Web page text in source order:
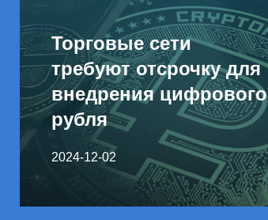
Торговые сети
требуют отсрочку для
внедрения цифрового
рубля
2024-12-02